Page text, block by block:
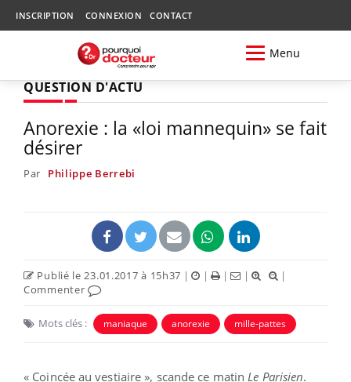
INSCRIPTION CONNEXION CONTACT
Menu
QUESTION D'ACTU
Anorexie : la «loi mannequin» se fait
désirer
Par Philippe Berrebi
Publié le 23.01.2017 à 15h37 | | | |
|
Commenter
Mots clés : maniaque anorexie mille-pattes
« Coincée au vestiaire », scande ce matin Le Parisien.